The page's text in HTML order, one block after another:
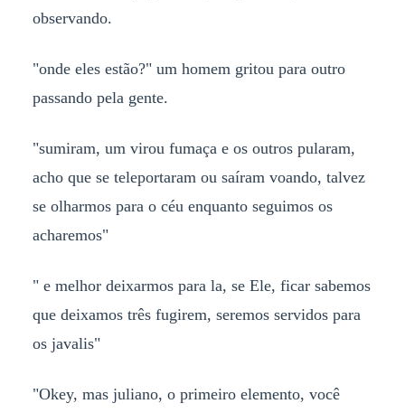
observando.
"onde eles estão?" um homem gritou para outro
passando pela gente.
"sumiram, um virou fumaça e os outros pularam,
acho que se teleportaram ou saíram voando, talvez
se olharmos para o céu enquanto seguimos os
acharemos"
" e melhor deixarmos para la, se Ele, ficar sabemos
que deixamos três fugirem, seremos servidos para
os javalis"
"Okey, mas juliano, o primeiro elemento, você